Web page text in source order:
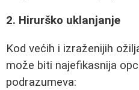
2. Hirurško uklanjanje
Kod većih i izraženijih
može biti najefikasnija
podrazumeva: